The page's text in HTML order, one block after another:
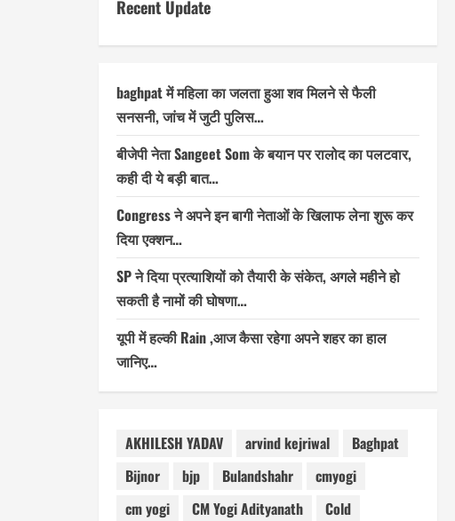
Recent Update
baghpat में महिला का जलता हुआ शव मिलने से फैली
सनसनी, जांच में जुटी पुलिस…
बीजेपी नेता Sangeet Som के बयान पर रालोद का पलटवार,
कही दी ये बड़ी बात…
Congress ने अपने इन बागी नेताओं के खिलाफ लेना शुरू कर
दिया एक्शन…
SP ने दिया प्रत्याशियों को तैयारी के संकेत, अगले महीने हो
सकती है नामों की घोषणा…
यूपी में हल्की Rain ,आज कैसा रहेगा अपने शहर का हाल
जानिए…
AKHILESH YADAV arvind kejriwal
Baghpat
Bijnor
bjp Bulandshahr
cmyogi
cm yogi
CM Yogi Adityanath
Cold